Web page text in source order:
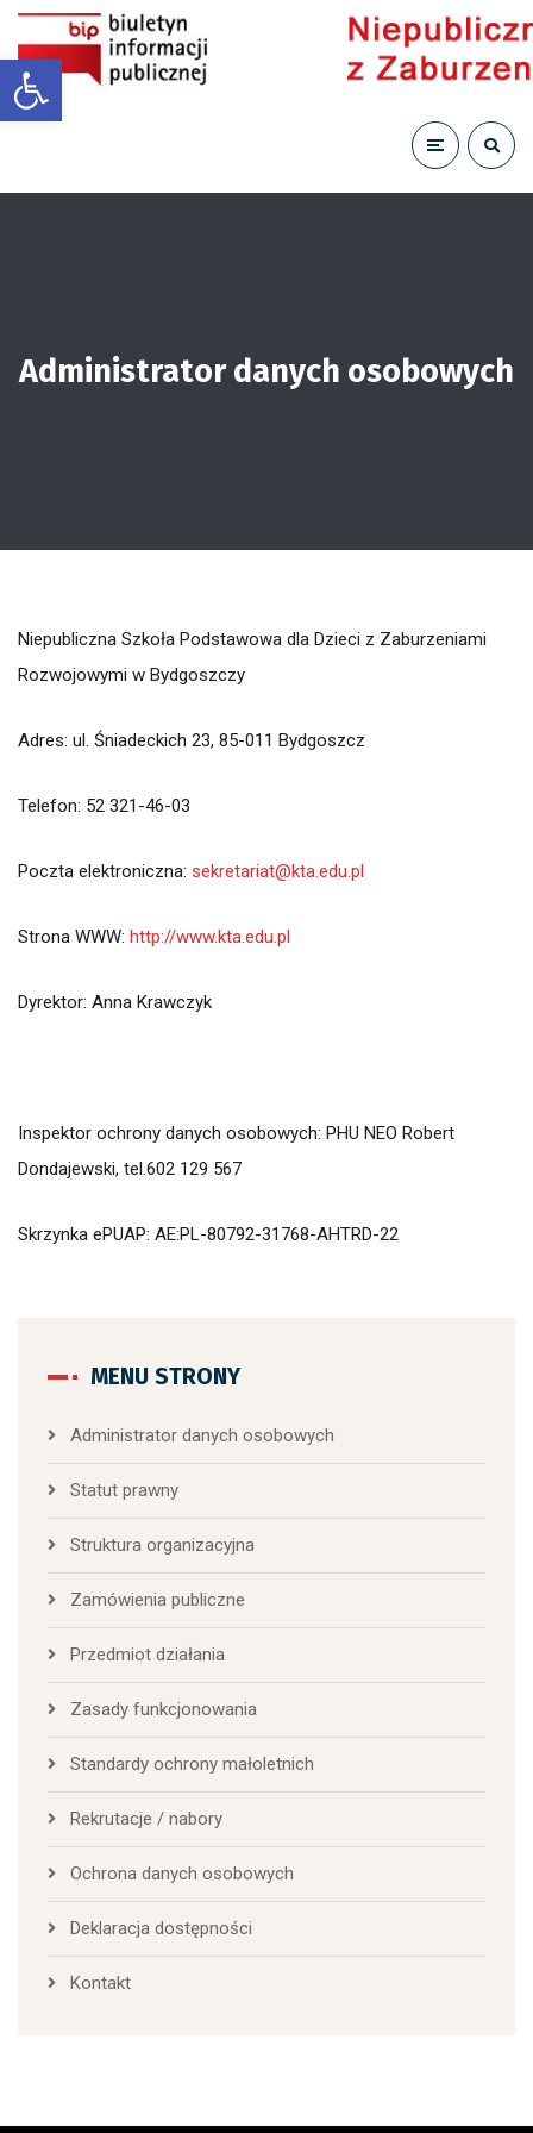
Otwórz pasek narzędzi
Administrator danych osobowych
Niepubliczna Szkoła Podstawowa dla Dzieci z Zaburzeniami
Rozwojowymi w Bydgoszczy
Adres: ul. Śniadeckich 23, 85-011 Bydgoszcz
Telefon: 52 321-46-03
Poczta elektroniczna: sekretariat@kta.edu.pl
Strona WWW: http://www.kta.edu.pl
Dyrektor: Anna Krawczyk
Inspektor ochrony danych osobowych: PHU NEO Robert
Dondajewski, tel.602 129 567
Skrzynka ePUAP: AE:PL-80792-31768-AHTRD-22
MENU STRONY
Administrator danych osobowych
Statut prawny
Struktura organizacyjna
Zamówienia publiczne
Przedmiot działania
Zasady funkcjonowania
Standardy ochrony małoletnich
Rekrutacje / nabory
Ochrona danych osobowych
Deklaracja dostępności
Kontakt